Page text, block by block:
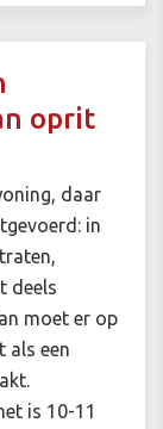
oprit
daar
in
deels
moet er op
als een
is 10-11